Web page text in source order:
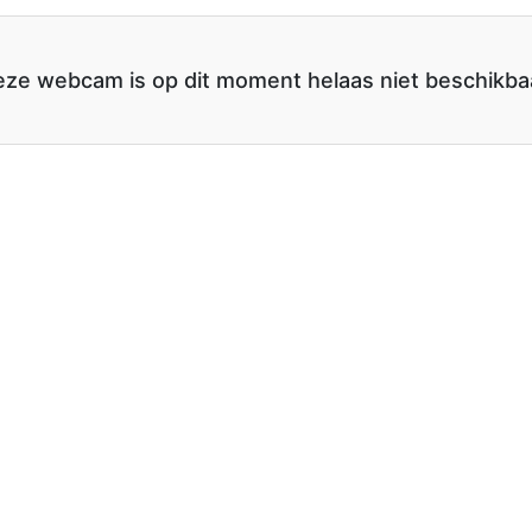
webcam is op dit moment helaas niet